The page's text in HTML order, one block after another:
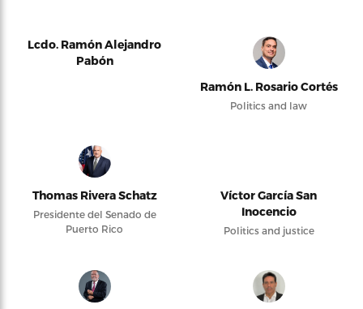
Lcdo. Ramón Alejandro
Pabón
Ramón L. Rosario Cortés
Politics and law
Thomas Rivera Schatz
Presidente del Senado de
Puerto Rico
Víctor García San
Inocencio
Politics and justice